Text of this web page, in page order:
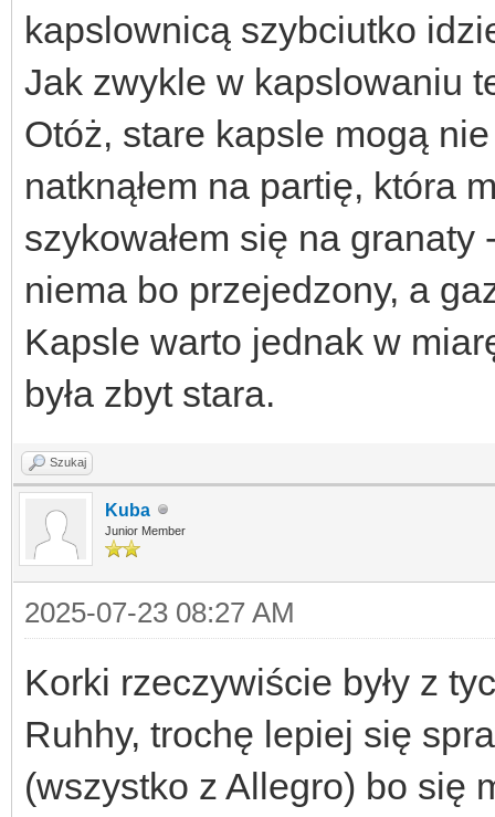
kapslownicą szybciutko
Jak zwykle w kapslowaniu
Otóż, stare kapsle mogą
natknąłem na partię, która
szykowałem się na granaty
niema bo przejedzony, a
Kapsle warto jednak w
była zbyt stara.
Szukaj
Kuba
Junior Member
2025-07-23 08:27 AM
Korki rzeczywiście były z
Ruhhy, trochę lepiej się
(wszystko z Allegro) bo się